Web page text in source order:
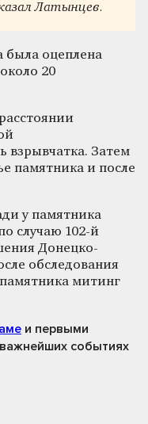
Латынцев.
была оцеплена
20
взрывчатка. Затем
памятника и после
у памятника
случаю 102-й
Донецко-
обследования
митинг
и первыми
событиях